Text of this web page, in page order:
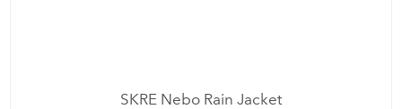
SKRE Nebo Rain Jacket